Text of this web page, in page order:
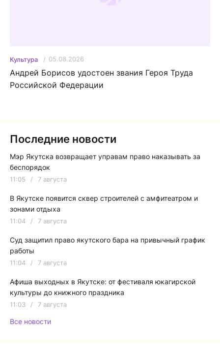
Культура 05.08.2026
Андрей Борисов удостоен звания Героя Труда
Российской Федерации
Последние новости
Мэр Якутска возвращает управам право наказывать за
беспорядок
11:05 / 7 августа
В Якутске появится сквер строителей с амфитеатром и
зонами отдыха
11:04 / 7 августа
Суд защитил право якутского бара на привычный график
работы
11:04 / 7 августа
Афиша выходных в Якутске: от фестиваля юкагирской
культуры до книжного праздника
11:03 / 7 августа
Все новости